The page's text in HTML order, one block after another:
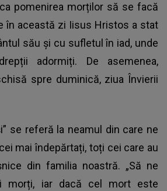
pomenirea morților să se facă
în această zi Iisus Hristos a stat
său și cu sufletul în iad, unde
adormiți. De asemenea,
spre duminică, ziua Învierii
se referă la neamul din care ne
mai îndepărtați, toți cei care au
din familia noastră. „Să ne
morți, iar dacă cel mort este